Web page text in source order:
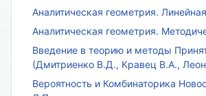
Аналитическая геометрия.
Аналитическая геометрия.
Введение в теорию и методы
(Дмитриенко В.Д., Кравец В.А.,
Вероятность и Комбинаторика